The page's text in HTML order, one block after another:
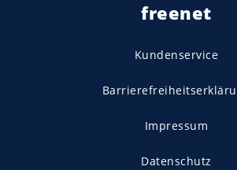
freenet
Kundenservice
Impressum
Datenschutz